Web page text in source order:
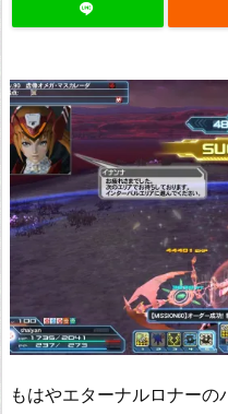
もはやエターナルロナーの